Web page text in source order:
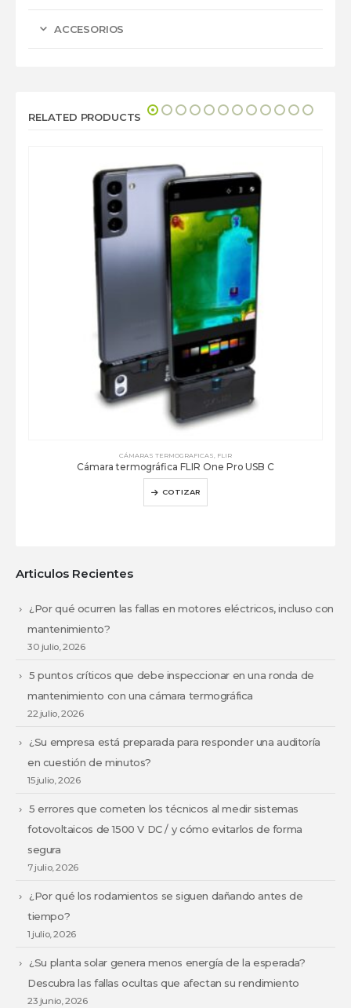
ACCESORIOS
RELATED PRODUCTS
CÁMARAS TERMOGRAFICAS, FLIR
Cámara termográfica FLIR One Pro USB C
COTIZAR
Articulos Recientes
¿Por qué ocurren las fallas en motores eléctricos, incluso con
mantenimiento?
30 julio, 2026
5 puntos críticos que debe inspeccionar en una ronda de
mantenimiento con una cámara termográfica
22 julio, 2026
¿Su empresa está preparada para responder una auditoría
en cuestión de minutos?
15 julio, 2026
5 errores que cometen los técnicos al medir sistemas
fotovoltaicos de 1500 V DC / y cómo evitarlos de forma
segura
7 julio, 2026
¿Por qué los rodamientos se siguen dañando antes de
tiempo?
1 julio, 2026
¿Su planta solar genera menos energía de la esperada?
Descubra las fallas ocultas que afectan su rendimiento
23 junio, 2026